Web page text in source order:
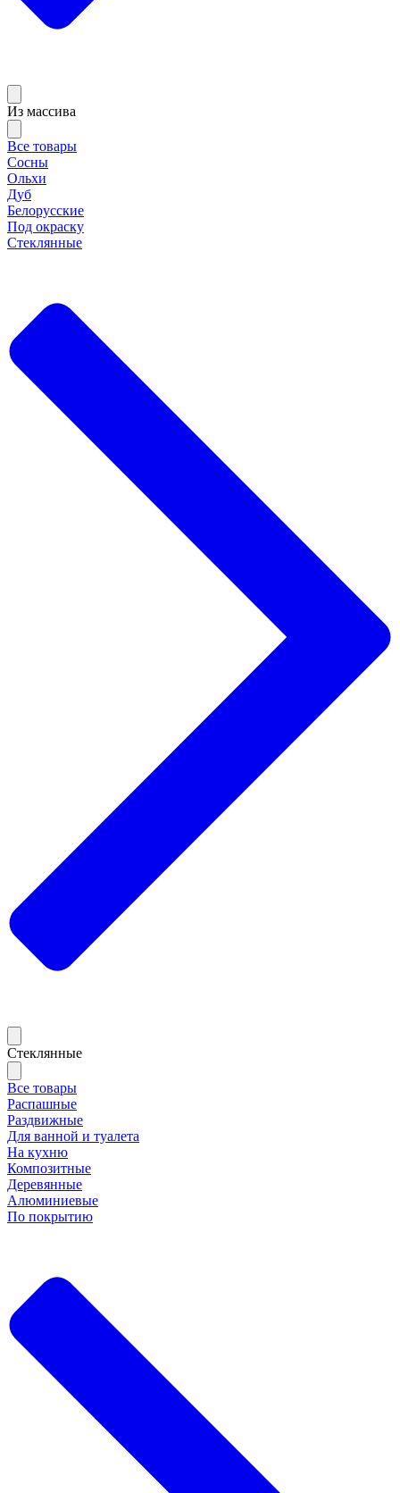
Из массива
Все товары
Сосны
Ольхи
Дуб
Белорусские
Под окраску
Стеклянные
Стеклянные
Все товары
Распашные
Раздвижные
Для ванной и туалета
На кухню
Композитные
Деревянные
Алюминиевые
По покрытию